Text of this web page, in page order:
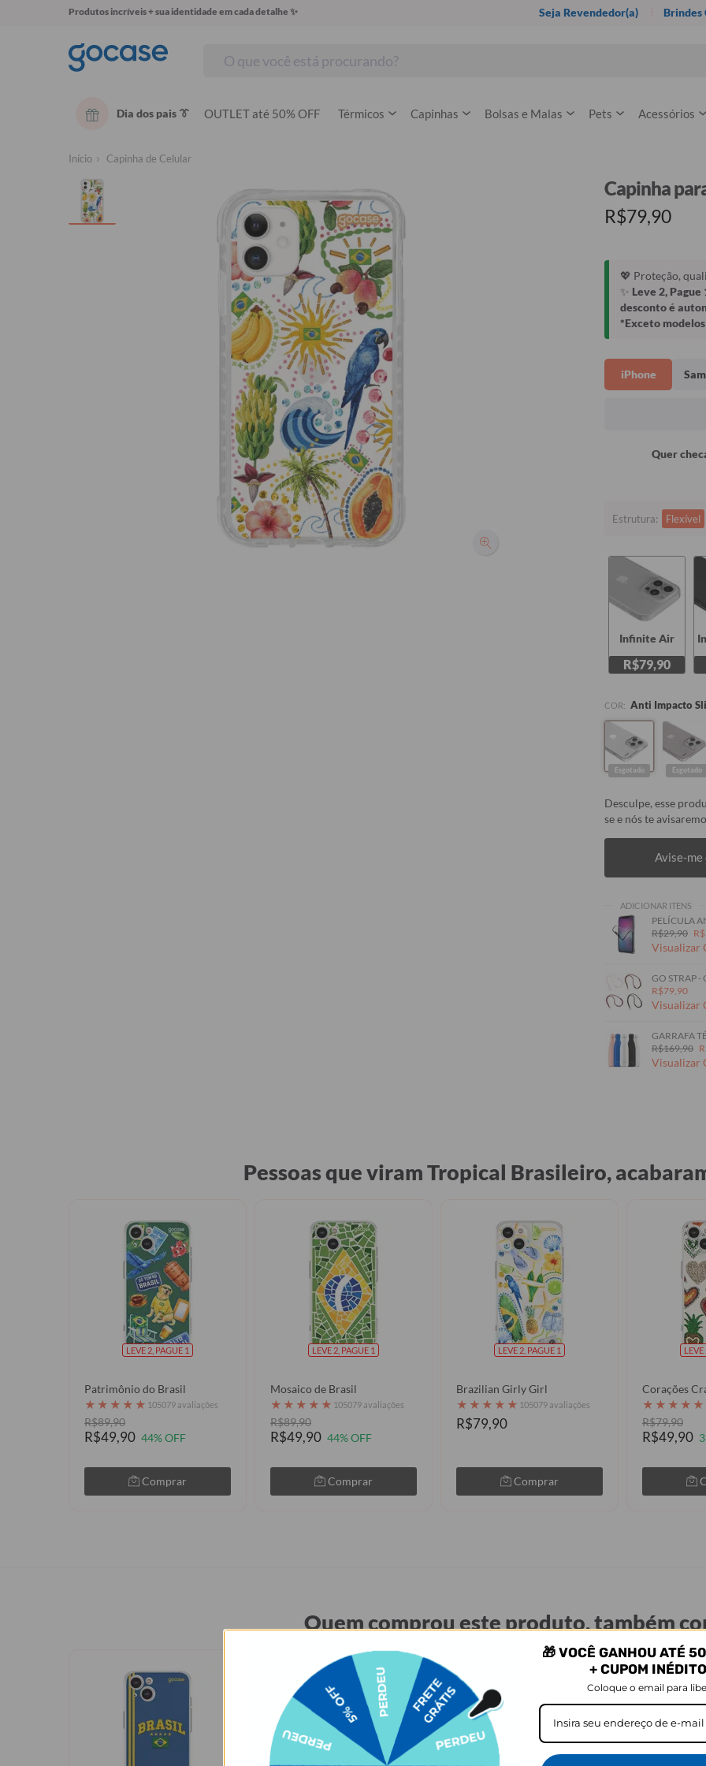
Produtos incríveis + sua identidade em cada detalhe ✨ Seja Revendedor(a)
Dia dos pais 👔 OUTLET até 50% OFF Térmicos Capinhas Bolsas e Malas Pets Acessórios
Início Capinha de Celular
Capinha
R$79,90
💖 Proteção,
✨ Leve 2, Pague
desconto é
*Exceto
iPhone
Quer
Estrutura: Flexível
Infinite Air
R$79,90
COR: Anti Impacto
Esgotado Esgotado
Desculpe, esse
se e nós te
Avise-
ADICIONAR ITENS
PELÍCULA
R$29,90
Visualizar
GO STRAP -
R$79,90
Visualizar
GARRAFA
R$169,90
Visualizar
Pessoas que viram Tropical Brasileiro,
LEVE 2, PAGUE 1
Patrimônio do Brasil
★ ★ ★ ★ ★ 105079 avaliações
R$89,90
R$49,90 44% OFF
Comprar
LEVE 2, PAGUE 1
Mosaico de Brasil
★ ★ ★ ★ ★ 105079 avaliações
R$89,90
R$49,90 44% OFF
Comprar
LEVE 2, PAGUE 1
Brazilian Girly Girl
★ ★ ★ ★ ★ 105079 avaliações
R$79,90
Comprar
LEVE
Corações
★ ★ ★ ★ ★
R$79,90
R$49,90
Quem comprou este produto, também
🎁 VOCÊ GANHOU ATÉ
+ CUPOM
Coloque o email para